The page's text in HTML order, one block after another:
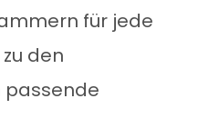
für jede
den
passende